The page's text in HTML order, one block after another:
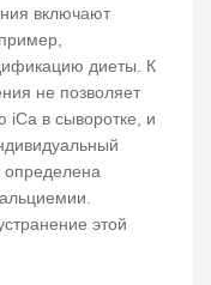
включают
диеты. К
не позволяет
iCa в сыворотке, и
определена
этой